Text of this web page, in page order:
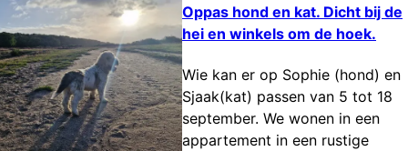
Oppas hond en kat. Dicht bij de
hei en winkels om de hoek.
Wie kan er op Sophie (hond) en
Sjaak(kat) passen van 5 tot 18
september. We wonen in een
appartement in een rustige